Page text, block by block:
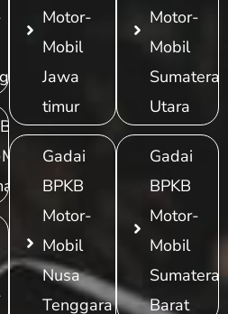
Motor-
Mobil
Jawa
timur
Gadai
BPKB
Motor-
Mobil
Nusa
Tenggara
Motor-
Mobil
Sumatera
Utara
Gadai
BPKB
Motor-
Mobil
Sumatera
Barat